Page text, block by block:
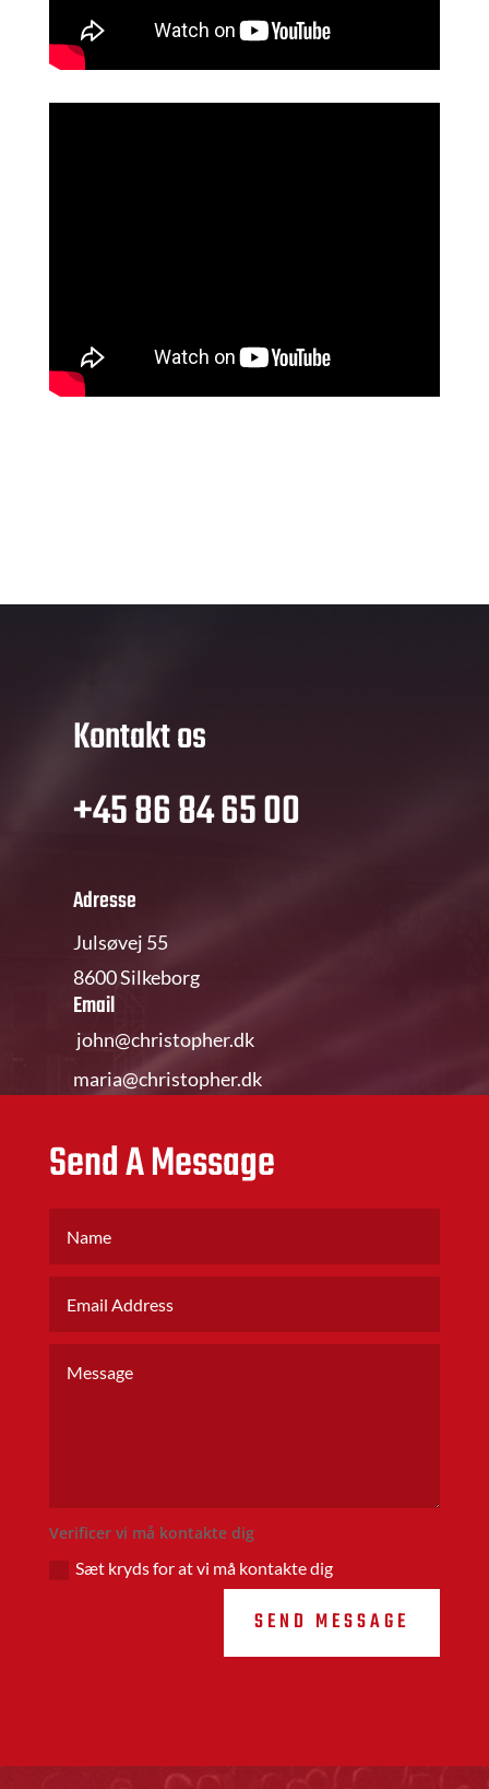
Kontakt os
+45 86 84 65 00
Adresse
Julsøvej 55
8600 Silkeborg
Email
john@christopher.dk
maria@christopher.dk
Send A Message
Verificer vi må kontakte dig
Sæt kryds for at vi må kontakte dig
SEND MESSAGE